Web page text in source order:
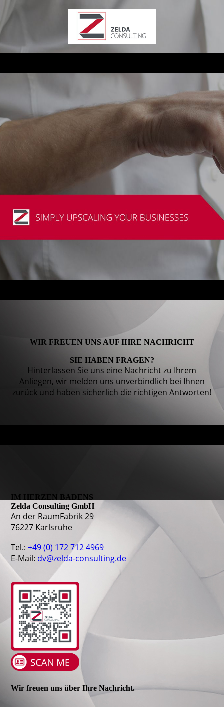
WIR FREUEN UNS AUF IHRE NACHRICHT
SIE HABEN FRAGEN?
Hinterlassen Sie uns eine Nachricht zu Ihrem
Anliegen, wir melden uns unverbindlich bei Ihnen
zurück und haben sicherlich die richtigen Antworten!
IM HERZEN BADENS
Zelda Consulting GmbH
An der RaumFabrik 29
76227 Karlsruhe
Tel.:+49 (0) 172 712 4969
E-Mail: dv@zelda-consulting.de
Wir freuen uns über Ihre Nachricht.